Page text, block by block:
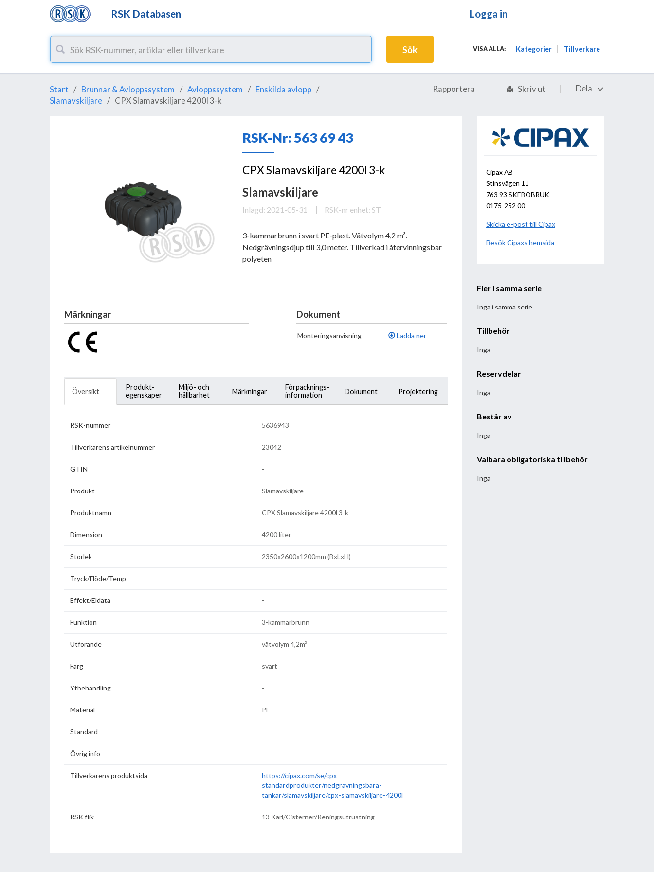
RSK Databasen Logga in
Sök VISA ALLA: Kategorier Tillverkare
Start Brunnar & Avloppssystem Avloppssystem
Enskilda avlopp
Slamavskiljare
CPX Slamavskiljare 4200l 3-k
Rapportera Skriv ut Dela
RSK-Nr: 563 69 43
CPX Slamavskiljare 4200l 3-k
Slamavskiljare
Inlagd: 2021-05-31 RSK-nr enhet: ST
3-kammarbrunn i svart PE-plast. Våtvolym 4,2 m³.
Nedgrävningsdjup till 3,0 meter. Tillverkad i återvinningsbar
polyeten
Märkningar Dokument
Monteringsanvisning Ladda ner
Översikt
Produkt-
egenskaper
Miljö- och
hållbarhet
Märkningar
Förpacknings-
information
Dokument Projektering
RSK-nummer 5636943
Tillverkarens artikelnummer 23042
GTIN -
Produkt Slamavskiljare
Produktnamn CPX Slamavskiljare 4200l 3-k
Dimension 4200 liter
Storlek 2350x2600x1200mm (BxLxH)
Tryck/Flöde/Temp -
Effekt/Eldata -
Funktion 3-kammarbrunn
Utförande våtvolym 4,2m³
Färg svart
Ytbehandling -
Material PE
Standard -
Övrig info -
Tillverkarens produktsida
https://cipax.com/se/cpx-
standardprodukter/nedgravningsbara-
tankar/slamavskiljare/cpx-slamavskiljare-4200l
RSK flik 13 Kärl/Cisterner/Reningsutrustning
Cipax AB
Stinsvägen 11
763 93 SKEBOBRUK
0175-252 00
Skicka e-post till Cipax
BesökCipax hemsida
Fler i samma serie
Inga i samma serie
Tillbehör
Inga
Reservdelar
Inga
Består av
Inga
Valbara obligatoriska tillbehör
Inga